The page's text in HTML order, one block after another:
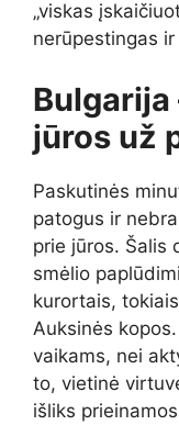
„viskas
nerūpestingas
jūros už
Paskutinės
patogus ir
prie jūros. Šalis
smėlio
kurortais,
Auksinės
vaikams, nei
to, vietinė
išliks